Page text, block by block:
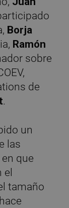
Borja
Ramón
sobre
de
.
un
las
que
tamaño